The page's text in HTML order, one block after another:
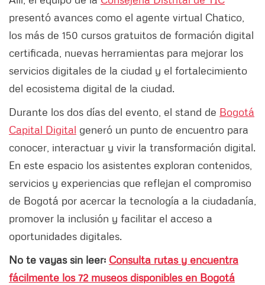
presentó avances como el agente virtual Chatico,
los más de 150 cursos gratuitos de formación digital
certificada, nuevas herramientas para mejorar los
servicios digitales de la ciudad y el fortalecimiento
del ecosistema digital de la ciudad.
Durante los dos días del evento, el stand de Bogotá
Capital Digital generó un punto de encuentro para
conocer, interactuar y vivir la transformación digital.
En este espacio los asistentes exploran contenidos,
servicios y experiencias que reflejan el compromiso
de Bogotá por acercar la tecnología a la ciudadanía,
promover la inclusión y facilitar el acceso a
oportunidades digitales.
No te vayas sin leer: Consulta rutas y encuentra
fácilmente los 72 museos disponibles en Bogotá